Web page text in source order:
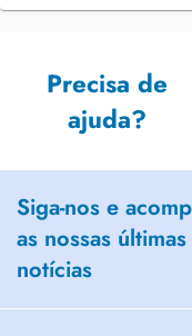
Precisa de
ajuda?
Siga-nos e
as nossas últimas
notícias